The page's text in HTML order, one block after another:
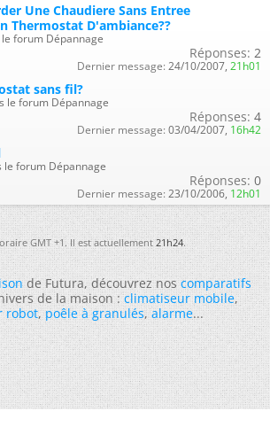
Une Chaudiere Sans Entree
Thermostat D'ambiance??
forum Dépannage
Réponses: 2
Dernier message: 24/10/2007, 21h01
sans fil?
le forum Dépannage
Réponses: 4
Dernier message: 03/04/2007, 16h42
le forum Dépannage
Réponses: 0
Dernier message: 23/10/2006, 12h01
GMT +1. Il est actuellement21h24.
de Futura, découvrez noscomparatifs
de la maison :climatiseur mobile,
robot,poêle à granulés,alarme...